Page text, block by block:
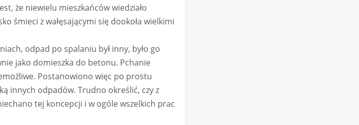
że niewielu mieszkańców wiedziało
śmieci z wałęsającymi się dookoła wielkimi
odpad po spalaniu był inny, było go
jako domieszka do betonu. Pchanie
Postanowiono więc po prostu
innych odpadów. Trudno określić, czy z
tej koncepcji i w ogóle wszelkich prac